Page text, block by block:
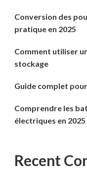
Conversion des
pratique en 2025
Comment utiliser
stockage
Guide complet pour
Comprendre les
électriques en
Recent